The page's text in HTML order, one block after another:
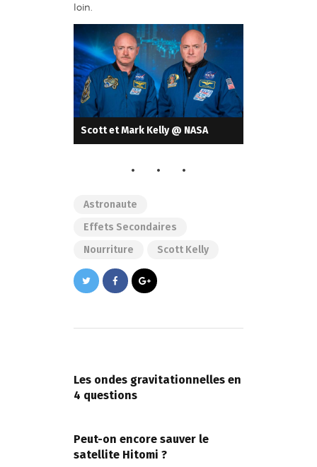
loin.
Scott et Mark Kelly @ NASA
Astronaute
Effets Secondaires
Nourriture
Scott Kelly
l’article
Les ondes gravitationnelles en
4 questions
Peut-on encore sauver le
satellite Hitomi ?